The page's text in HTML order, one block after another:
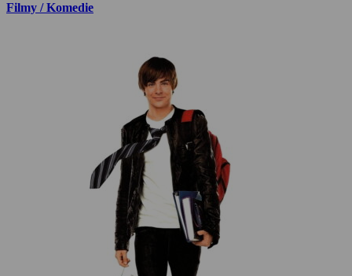
Filmy / Komedie